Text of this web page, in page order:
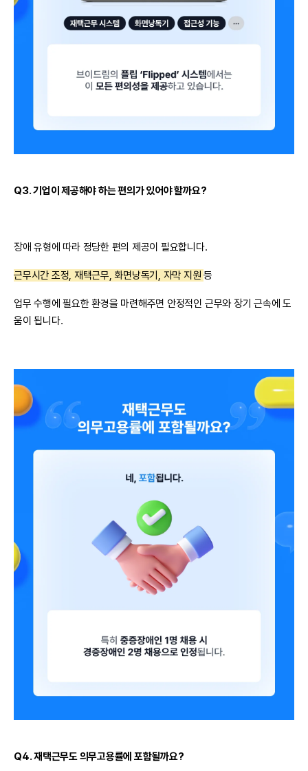
Q3. 기업이 제공해야 하는 편의가 있어야 할까요?
장애 유형에 따라 정당한 편의 제공이 필요합니다.
근무시간 조정, 재택근무, 화면낭독기, 자막 지원등
업무 수행에 필요한 환경을 마련해주면 안정적인 근무와 장기 근속에 도
움이 됩니다.
Q4. 재택근무도 의무고용률에 포함될까요?